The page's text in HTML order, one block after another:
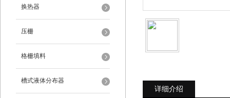
换热器
压栅
格栅填料
槽式液体分布器
详细介绍